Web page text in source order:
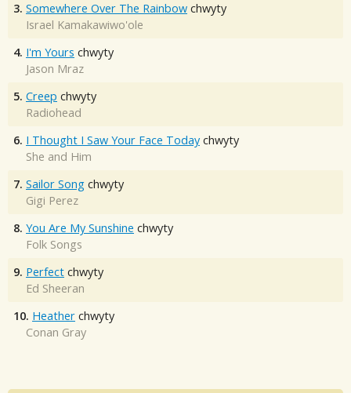
3. Somewhere Over The Rainbow chwyty
Israel Kamakawiwo'ole
4. I'm Yours chwyty
Jason Mraz
5. Creep chwyty
Radiohead
6. I Thought I Saw Your Face Today chwyty
She and Him
7. Sailor Song chwyty
Gigi Perez
8. You Are My Sunshine chwyty
Folk Songs
9. Perfect chwyty
Ed Sheeran
10. Heather chwyty
Conan Gray